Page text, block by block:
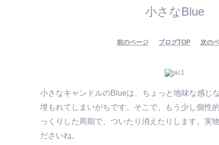
小さなBlue
前のページ ブログTOP 次の
小さなキャンドルのBlueは、ちょっと地味な感じ
埋もれてしまいがちです。そこで、もう少し個性
っくりした周期で、ついたり消えたりします。実
ださいね。